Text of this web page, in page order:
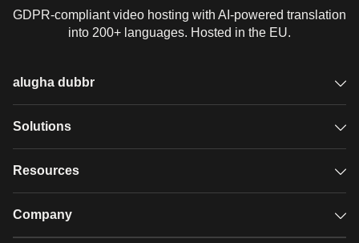
GDPR-compliant video hosting with AI-powered translation
into 200+ languages. Hosted in the EU.
alugha dubbr
Overview
Glossary
Solutions
GDPR video hosting
Resources
Case studies
Company